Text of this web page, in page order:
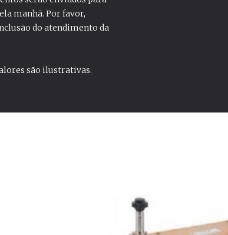
manhã. Por favor,
do atendimento da
são ilustrativas.